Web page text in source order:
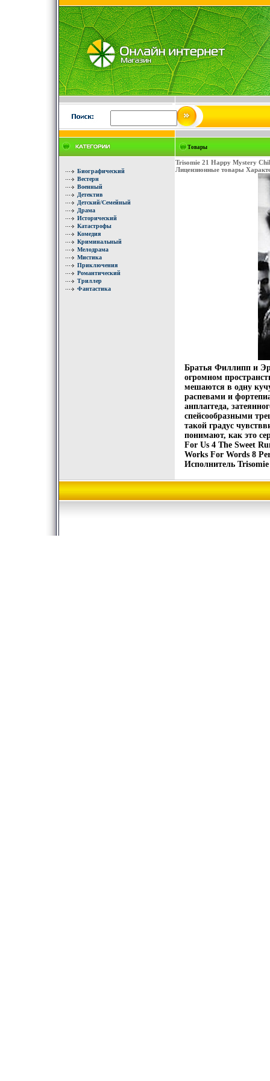
Биографический
Вестерн
Военный
Детектив
Детский/Семейный
Драма
Исторический
Катастрофы
Комедия
Криминальный
Мелодрама
Мистика
Приключения
Романтический
Триллер
Фантастика
Товары
Trisomie 21 Happy Mystery
Лицензионные товары
Братья Филлипп и
огромном
мешаются в одну
распевами и
анплаггеда,
спейсообразными
такой градус
понимают, как это
For Us 4 The Sweet
Works For Words 8
Исполнитель Trisomie